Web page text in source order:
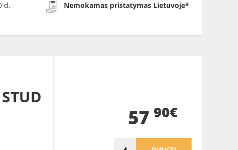
d. Nemokamas pristatymas Lietuvoje*
57 90€